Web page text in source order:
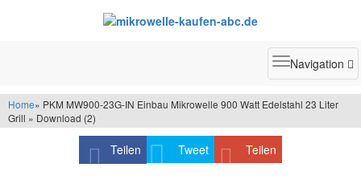
Toggle
Navigation
Home» PKM MW900-23G-IN Einbau Mikrowelle 900 Watt Edelstahl 23 Liter
Grill » Download (2)
Teilen Tweet Teilen